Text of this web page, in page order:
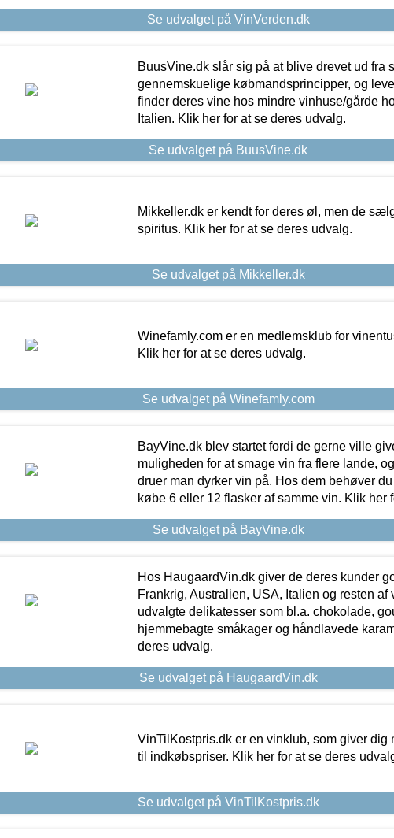
Se udvalget på VinVerden.dk
BuusVine.dk slår sig på at blive drevet ud fra
gennemskuelige købmandsprincipper, og
finder deres vine hos mindre vinhuse/gårde
Italien. Klik her for at se deres udvalg.
Se udvalget på BuusVine.dk
Mikkeller.dk er kendt for deres øl, men de
spiritus. Klik her for at se deres udvalg.
Se udvalget på Mikkeller.dk
Winefamly.com er en medlemsklub for
Klik her for at se deres udvalg.
Se udvalget på Winefamly.com
BayVine.dk blev startet fordi de gerne ville
muligheden for at smage vin fra flere lande,
druer man dyrker vin på. Hos dem behøver
købe 6 eller 12 flasker af samme vin. Klik her
Se udvalget på BayVine.dk
Hos HaugaardVin.dk giver de deres kunder
Frankrig, Australien, USA, Italien og resten af
udvalgte delikatesser som bl.a. chokolade,
hjemmebagte småkager og håndlavede
deres udvalg.
Se udvalget på HaugaardVin.dk
VinTilKostpris.dk er en vinklub, som giver dig
til indkøbspriser. Klik her for at se deres
Se udvalget på VinTilKostpris.dk